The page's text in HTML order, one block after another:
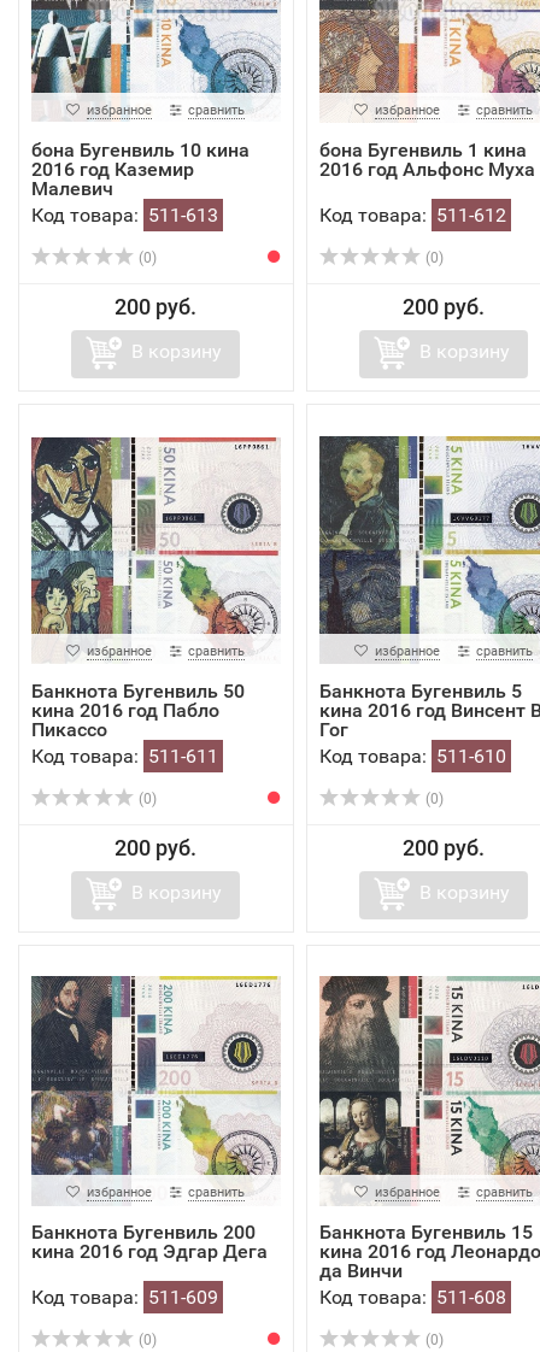
избранное сравнить
бона Бугенвиль 10 кина
2016 год Каземир
Малевич
Код товара: 511-613
(0)
200 руб.
В корзину
избранное сравнить
бона Бугенвиль 1 кина
2016 год Альфонс Муха
Код товара: 511-612
(0)
200 руб.
В корзину
избранное сравнить
Банкнота Бугенвиль 50
кина 2016 год Пабло
Пикассо
Код товара: 511-611
(0)
200 руб.
В корзину
избранное сравнить
Банкнота Бугенвиль 5
кина 2016 год Винсент
Гог
Код товара: 511-610
(0)
200 руб.
В корзину
избранное сравнить
Банкнота Бугенвиль 200
кина 2016 год Эдгар Дега
Код товара: 511-609
(0)
избранное сравнить
Банкнота Бугенвиль 15
кина 2016 год Леонардо
да Винчи
Код товара: 511-608
(0)